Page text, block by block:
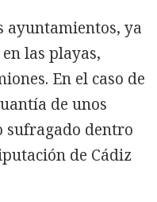
ayuntamientos, ya
las playas,
En el caso de
de unos
sufragado dentro
de Cádiz